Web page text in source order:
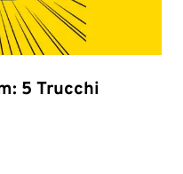
5 Trucchi